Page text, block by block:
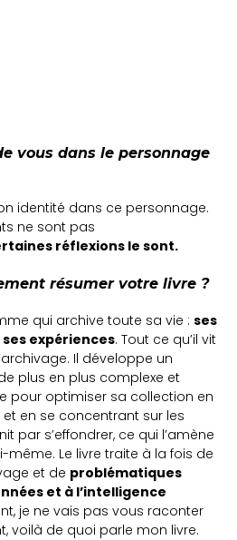
vous dans le personnage
identité dans ce personnage.
ne sont pas
réflexions le sont.
résumer votre livre ?
qui archive toute sa vie :ses
expériences. Tout ce qu’il vit
Il développe un
plus en plus complexe et
pour optimiser sa collection en
en se concentrant sur les
par s’effondrer, ce qui l’amène
même. Le livre traite à la fois de
et de problématiques
et à l’intelligence
je ne vais pas vous raconter
voilà de quoi parle mon livre.